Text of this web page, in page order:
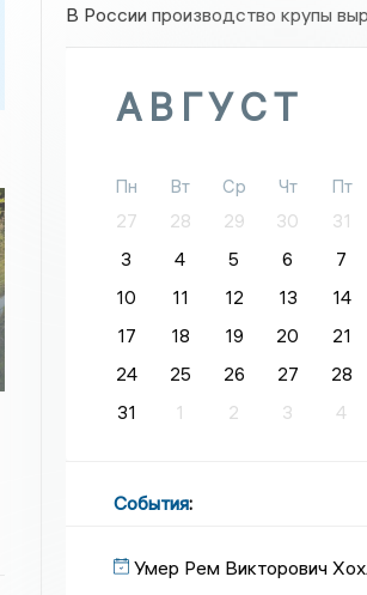
В России производство крупы
АВГУСТ
Пн Вт Ср Чт Пт
27
28 29 30 31
3
4 5 6 7
10
11 12 13 14
17
18 19 20 21
24
25 26 27 28
31
1 2 3 4
События:
Умер Рем Викторович